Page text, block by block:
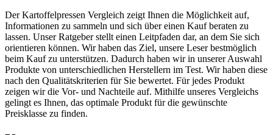
Der Kartoffelpressen Vergleich zeigt Ihnen die Möglichkeit auf,
Informationen zu sammeln und sich über einen Kauf beraten zu
lassen. Unser Ratgeber stellt einen Leitpfaden dar, an dem Sie sich
orientieren können. Wir haben das Ziel, unsere Leser bestmöglich
beim Kauf zu unterstützen. Dadurch haben wir in unserer Auswahl
Produkte von unterschiedlichen Herstellern im Test. Wir haben diese
nach den Qualitätskriterien für Sie bewertet. Für jedes Produkt
zeigen wir die Vor- und Nachteile auf. Mithilfe unseres Vergleichs
gelingt es Ihnen, das optimale Produkt für die gewünschte
Preisklasse zu finden.